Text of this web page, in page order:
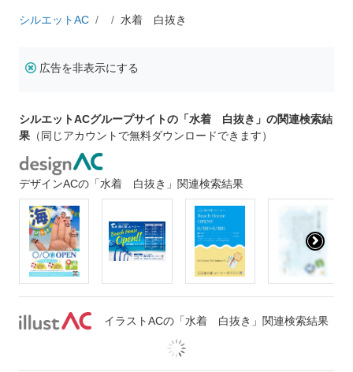
シルエットAC 水着 白抜き
広告を非表示にする
シルエットACグループサイトの「水着 白抜き」の関連検索結
果 （同じアカウントで無料ダウンロードできます）
デザインACの「水着 白抜き」関連検索結果
イラストACの「水着 白抜き」関連検索結果